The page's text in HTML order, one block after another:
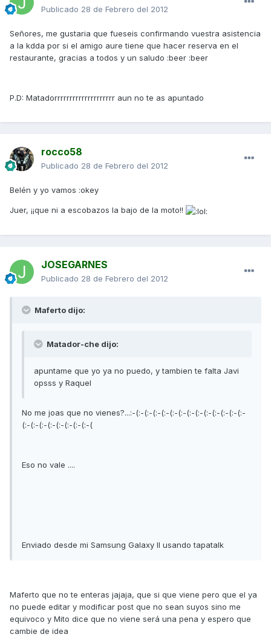
Publicado 28 de Febrero del 2012
Señores, me gustaria que fueseis confirmando vuestra asistencia
a la kdda por si el amigo aure tiene que hacer reserva en el
restaurante, gracias a todos y un saludo :beer :beer
P.D: Matadorrrrrrrrrrrrrrrrrrrr aun no te as apuntado
rocco58
Publicado 28 de Febrero del 2012
Belén y yo vamos :okey
Juer, ¡¡que ni a escobazos la bajo de la moto!!
JOSEGARNES
Publicado 28 de Febrero del 2012
Maferto dijo:
Matador-che dijo:
apuntame que yo ya no puedo, y tambien te falta Javi
opsss y Raquel
No me joas que no vienes?...:-(:-(:-(:-(:-(:-(:-(:-(:-(:-(:-(:-(:-(:-
(:-(:-(:-(:-(:-(:-(:-(:-(
Eso no vale ....
Enviado desde mi Samsung Galaxy II usando tapatalk
Maferto que no te enteras jajaja, que si que viene pero que el ya
no puede editar y modificar post que no sean suyos sino me
equivoco y Mito dice que no viene será una pena y espero que
cambie de idea